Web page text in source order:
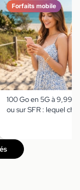
Forfaits mobile
100 Go en 5G à 9,99€
ou sur SFR : lequel